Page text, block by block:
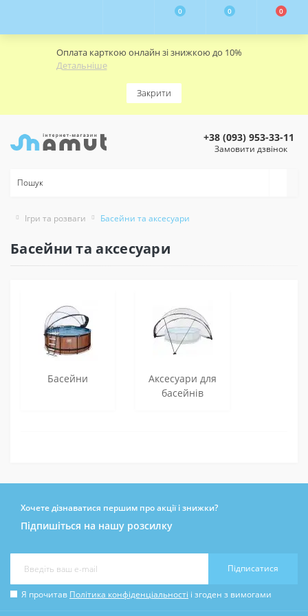
Оплата карткою онлайн зі знижкою до 10%
Детальніше
Закрити
0 0 0
+38 (093) 953-33-11
Замовити дзвінок
Ігри та розваги Басейни та аксесуари
Басейни та аксесуари
Басейни
Аксесуари для
басейнів
Хочете дізнаватися першим про акції і знижки?
Підпишіться на нашу розсилку
Підписатися
Я прочитав Політика конфіденціальності і згоден з вимогами